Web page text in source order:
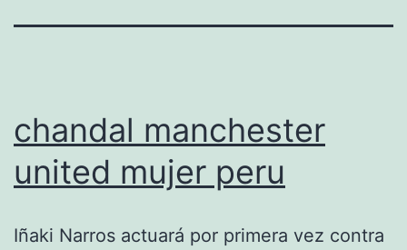
chandal manchester
united mujer peru
Iñaki Narros actuará por primera vez contra